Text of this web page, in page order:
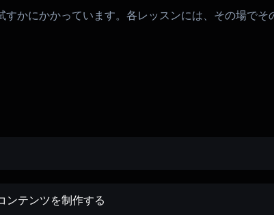
かにかかっています。各レッスンには、その場でそ
ンテンツを制作する